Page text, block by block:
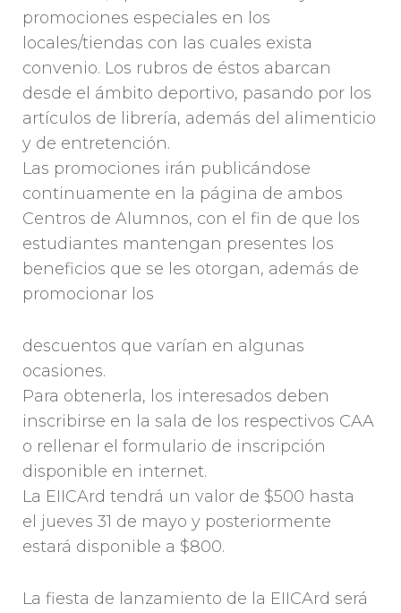
promociones especiales en los
locales/tiendas con las cuales exista
convenio. Los rubros de éstos abarcan
desde el ámbito deportivo, pasando por los
artículos de librería, además del alimenticio
y de entretención.
Las promociones irán publicándose
continuamente en la página de ambos
Centros de Alumnos, con el fin de que los
estudiantes mantengan presentes los
beneficios que se les otorgan, además de
promocionar los
descuentos que varían en algunas
ocasiones.
Para obtenerla, los interesados deben
inscribirse en la sala de los respectivos CAA
o rellenar el formulario de inscripción
disponible en internet.
La EIICArd tendrá un valor de $500 hasta
el jueves 31 de mayo y posteriormente
estará disponible a $800.
La fiesta de lanzamiento de la EIICArd será